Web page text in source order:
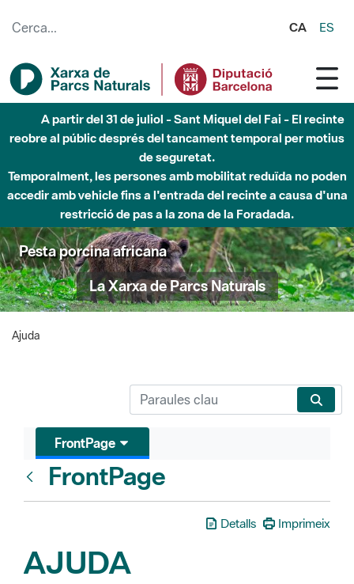
CA ES
A partir del 31 de juliol - Sant Miquel del Fai - El recinte
reobre al públic després del tancament temporal per motius
de seguretat.
Temporalment, les persones amb mobilitat reduïda no poden
accedir amb vehicle fins a l'entrada del recinte a causa d'una
restricció de pas a la zona de la Foradada.
Pesta porcina africana
La Xarxa de Parcs Naturals
Ajuda
FrontPage
FrontPage
Detalls Imprimeix
AJUDA